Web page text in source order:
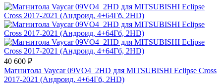
40 600 ₽
Магнитола Vaycar 09VO4_2HD для MITSUBISHI Eclipse Cross
2017-2021 (Андроид, 4+64Гб, 2HD)